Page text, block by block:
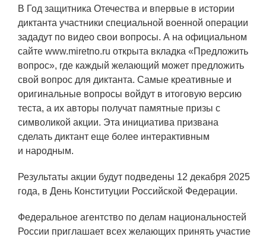
Лазерные технологии
Каталог гражданской продукции
Технологии водородной энергетики
Цифровые продукты
Электротехника
Системы безопасности
Услуги
Прочая продукция
Испытательный центр ВЭИ
СОЦИАЛЬНАЯ ОТВЕТСТВЕННОСТЬ
В Год защитника Отечества и впервые в истории
диктанта участники специальной военной операции
зададут по видео свои вопросы. А на официальном
сайте www.miretno.ru открыта вкладка «Предложить
вопрос», где каждый желающий может предложить
свой вопрос для диктанта. Самые креативные и
оригинальные вопросы войдут в итоговую версию
теста, а их авторы получат памятные призы с
символикой акции. Эта инициатива призвана
сделать диктант еще более интерактивным
и народным.
Результаты акции будут подведены 12 декабря 2025
года, в День Конституции Российской Федерации.
Федеральное агентство по делам национальностей
России приглашает всех желающих принять участие